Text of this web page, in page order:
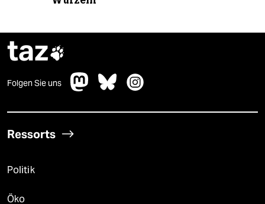
taz
Folgen Sie uns
Ressorts
Politik
Öko